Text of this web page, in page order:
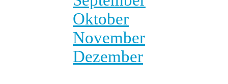
Oktober
November
Dezember